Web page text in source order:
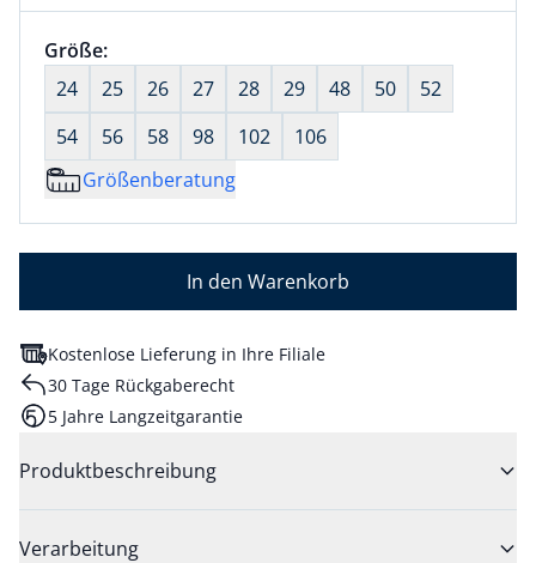
Größenauswahl:
Größe:nichts ausgewählt
24
25 26 27 28 29 48 50
52
54
56 58 98 102
106
Größenberatung
In den Warenkorb
Kostenlose Lieferung in Ihre Filiale
30 Tage Rückgaberecht
5 Jahre Langzeitgarantie
Produktbeschreibung
Verarbeitung